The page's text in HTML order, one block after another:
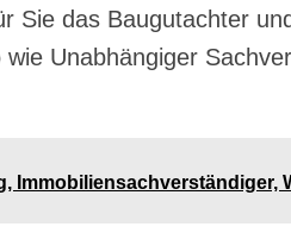
Sie das Baugutachter und
Unabhängiger
Immobiliensachverständiger,